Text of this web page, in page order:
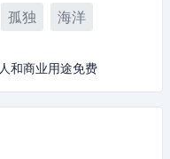
孤独 海洋
和商业用途免费